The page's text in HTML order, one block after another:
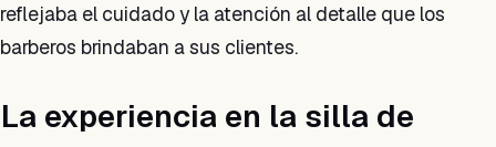
reflejaba el cuidado y la atención al detalle que los
barberos brindaban a sus clientes.
La experiencia en la silla de